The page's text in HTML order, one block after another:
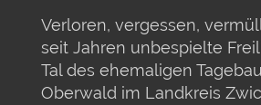
Verloren, vergessen,
seit Jahren unbespielte
Tal des ehemaligen
Oberwald im Landkreis